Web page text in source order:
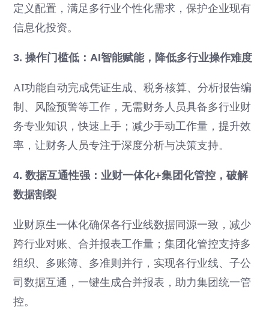
定义配置，满足多行业个性化需求，保护企业现有
信息化投资。
3. 操作门槛低：AI智能赋能，降低多行业操作难度
AI功能自动完成凭证生成、税务核算、分析报告编
制、风险预警等工作，无需财务人员具备多行业财
务专业知识，快速上手；减少手动工作量，提升效
率，让财务人员专注于深度分析与决策支持。
4. 数据互通性强：业财一体化+集团化管控，破解
数据割裂
业财原生一体化确保各行业线数据同源一致，减少
跨行业对账、合并报表工作量；集团化管控支持多
组织、多账簿、多准则并行，实现各行业线、子公
司数据互通，一键生成合并报表，助力集团统一管
控。